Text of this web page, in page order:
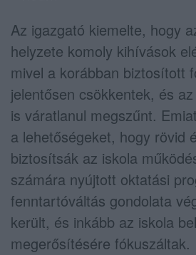
Az igazgató kiemelte, hogy
helyzete komoly kihívások
mivel a korábban biztosított
jelentősen csökkentek, és
is váratlanul megszűnt.
a lehetőségeket, hogy rövid
biztosítsák az iskola
számára nyújtott oktatási
fenntartóváltás gondolata
került, és inkább az iskola
megerősítésére fókuszáltak.